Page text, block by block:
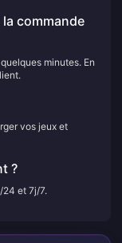
commande
minutes. En
vos jeux et
?
et 7j/7.